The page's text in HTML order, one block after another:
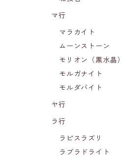
マ行
マラカイト
ムーンストーン
モリオン（黒水晶）
モルガナイト
モルダバイト
ヤ行
ラ行
ラピスラズリ
ラブラドライト